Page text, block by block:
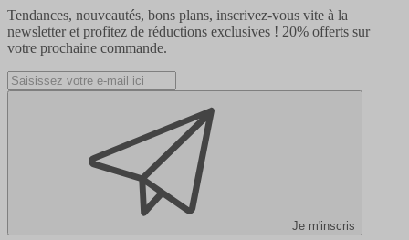
Tendances, nouveautés, bons plans, inscrivez-vous vite à la
newsletter et profitez de réductions exclusives ! 20% offerts sur
votre prochaine commande.
Je m'inscris